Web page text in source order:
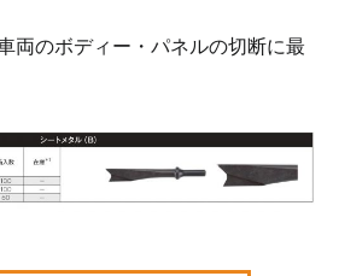
両のボディー・パネルの切断に最